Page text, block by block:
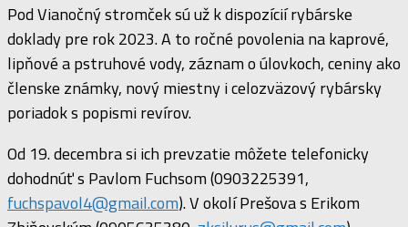
Pod Vianočný stromček sú už k dispozícií rybárske
doklady pre rok 2023. A to ročné povolenia na kaprové,
lipňové a pstruhové vody, záznam o úlovkoch, ceniny ako
členske známky, nový miestny i celozväzový rybársky
poriadok s popismi revírov.
Od 19. decembra si ich prevzatie môžete telefonicky
dohodnúť s Pavlom Fuchsom (0903225391,
fuchspavol4@gmail.com). V okolí Prešova s Erikom